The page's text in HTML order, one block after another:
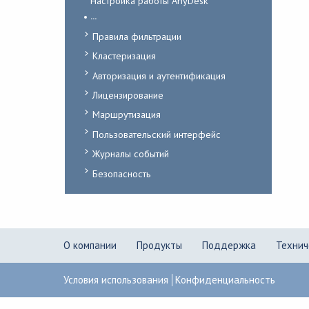
...
Правила фильтрации
Кластеризация
Авторизация и аутентификация
Лицензирование
Маршрутизация
Пользовательский интерфейс
Журналы событий
Безопасность
О компании Продукты Поддержка
Условия использования Конфиденциальность